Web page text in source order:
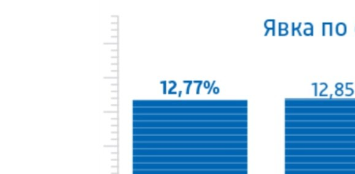
УКРАЇНСЬКА ПРОБЛЕМА КРИМУ